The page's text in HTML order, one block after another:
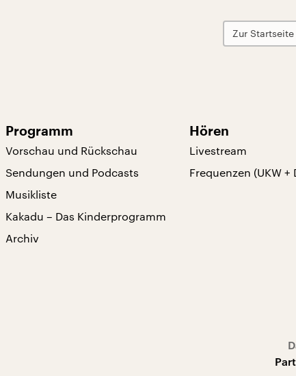
Zur Startseite
Programm
Vorschau und Rückschau
Sendungen und Podcasts
Musikliste
Kakadu – Das Kinderprogramm
Archiv
Hören
Livestream
Frequenzen (UKW +